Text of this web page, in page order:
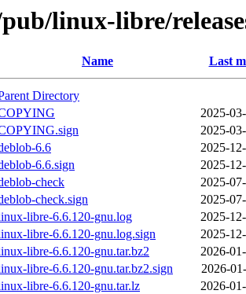
linux-libre/
Name Last
Directory
2025-
2025-
6.6
2025-
6.6.sign
2025-
check
2025-
check.sign
2025-
libre-6.6.120-gnu.log
2025-
libre-6.6.120-gnu.log.sign
2025-
libre-6.6.120-gnu.tar.bz2
2026-
libre-6.6.120-gnu.tar.bz2.sign
2026-
libre-6.6.120-gnu.tar.lz
2026-